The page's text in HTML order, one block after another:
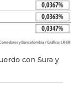
con Sura y